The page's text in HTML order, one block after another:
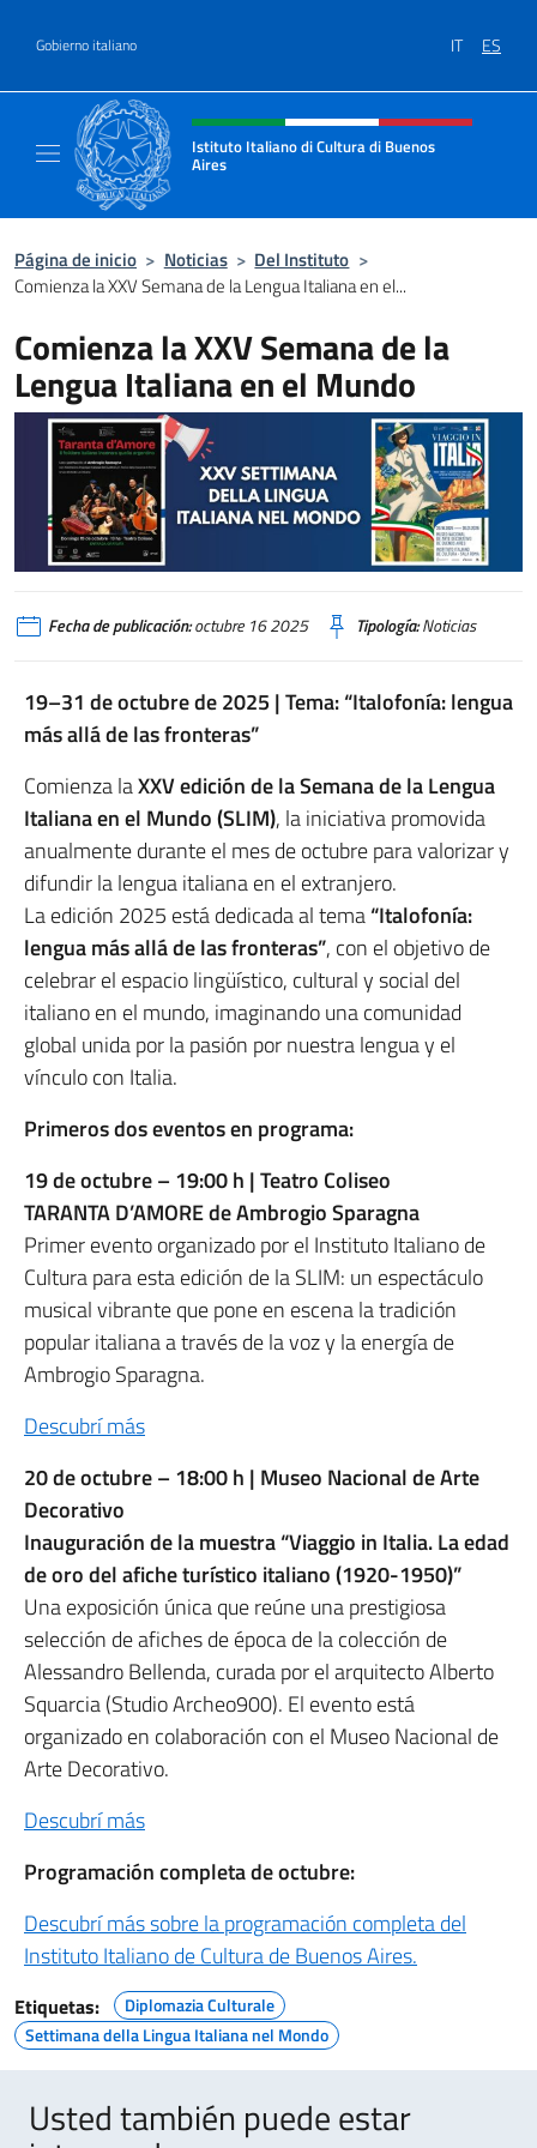
Gobierno italiano IT ES
Encabezado del sitio web,
Istituto Italiano di Cultura di Buenos
Aires
Página de inicio > Noticias > Del Instituto >
Comienza la XXV Semana de la Lengua Italiana en el...
Comienza la XXV Semana de la
Lengua Italiana en el Mundo
Fecha de publicación:octubre 16 2025 Tipología:Noticias
19–31 de octubre de 2025 | Tema: “Italofonía: lengua
más allá de las fronteras”
Comienza laXXV edición de la Semana de la Lengua
Italiana en el Mundo (SLIM), la iniciativa promovida
anualmente durante el mes de octubre para valorizar y
difundir la lengua italiana en el extranjero.
La edición 2025 está dedicada al tema“Italofonía:
lengua más allá de las fronteras”, con el objetivo de
celebrar el espacio lingüístico, cultural y social del
italiano en el mundo, imaginando una comunidad
global unida por la pasión por nuestra lengua y el
vínculo con Italia.
Primeros dos eventos en programa:
19 de octubre – 19:00 h | Teatro Coliseo
TARANTA D’AMORE de Ambrogio Sparagna
Primer evento organizado por el Instituto Italiano de
Cultura para esta edición de la SLIM: un espectáculo
musical vibrante que pone en escena la tradición
popular italiana a través de la voz y la energía de
Ambrogio Sparagna.
Descubrí más
20 de octubre – 18:00 h | Museo Nacional de Arte
Decorativo
Inauguración de la muestra “Viaggio in Italia. La edad
de oro del afiche turístico italiano (1920-1950)”
Una exposición única que reúne una prestigiosa
selección de afiches de época de la colección de
Alessandro Bellenda, curada por el arquitecto Alberto
Squarcia (Studio Archeo900). El evento está
organizado en colaboración con el Museo Nacional de
Arte Decorativo.
Descubrí más
Programación completa de octubre:
Descubrí más sobre la programación completa del
Instituto Italiano de Cultura de Buenos Aires.
Etiquetas:
Diplomazia Culturale
Settimana della Lingua Italiana nel Mondo
Usted también puede estar